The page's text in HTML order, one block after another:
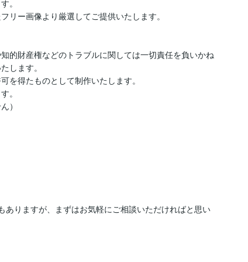
。
リー画像より厳選してご提供いたします。
的財産権などのトラブルに関しては一切責任を負いかね
します。
を得たものとして制作いたします。
。
）
りますが、まずはお気軽にご相談いただければと思い